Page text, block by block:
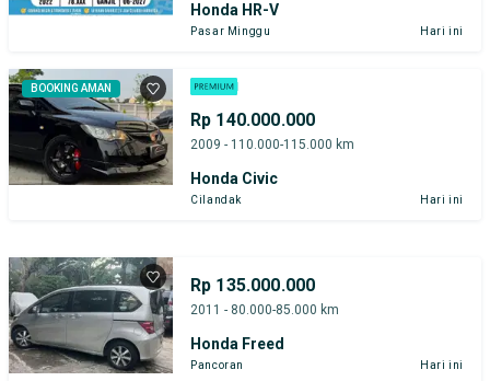
Honda HR-V
Pasar Minggu Hari ini
BOOKING AMAN
Rp 140.000.000
2009 - 110.000-115.000 km
Honda Civic
Cilandak Hari ini
Rp 135.000.000
2011 - 80.000-85.000 km
Honda Freed
Pancoran Hari ini